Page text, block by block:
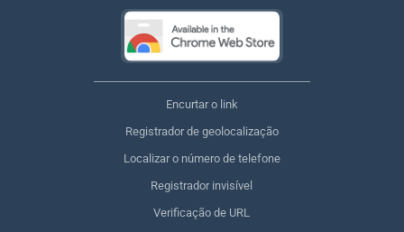
Encurtar o link
Registrador de geolocalização
Localizar o número de telefone
Registrador invisível
Verificação de URL